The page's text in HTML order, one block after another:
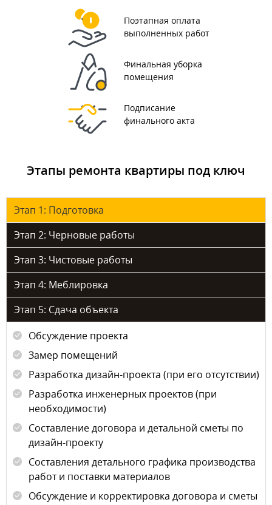
Поэтапная оплата
выполненных работ
Финальная уборка
помещения
Подписание
финального акта
Этапы ремонта квартиры под ключ
Этап 1: Подготовка
Этап 2: Черновые работы
Этап 3: Чистовые работы
Этап 4: Меблировка
Этап 5: Сдача объекта
Обсуждение проекта
Замер помещений
Разработка дизайн-проекта (при его отсутствии)
Разработка инженерных проектов (при
необходимости)
Составление договора и детальной сметы по
дизайн-проекту
Составления детального графика производства
работ и поставки материалов
Обсуждение и корректировка договора и сметы